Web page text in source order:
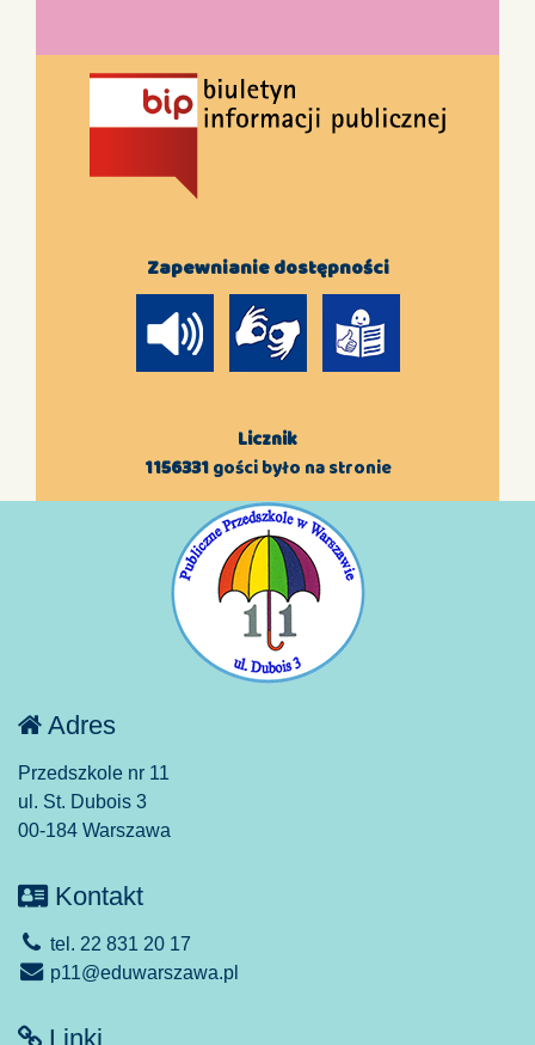
Zapewnianie dostępności
Licznik
1156331gości było na stronie
Adres
Przedszkole nr 11
ul. St. Dubois 3
00-184 Warszawa
Kontakt
tel. 22 831 20 17
p11@eduwarszawa.pl
Linki